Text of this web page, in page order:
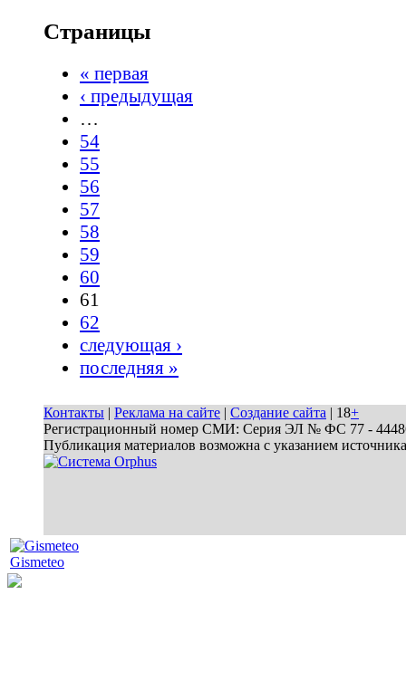
Страницы
« первая
‹ предыдущая
…
54
55
56
57
58
59
60
61
62
следующая ›
последняя »
Контакты | Реклама на сайте | Создание сайта | 18+
Регистрационный номер СМИ: Серия ЭЛ № ФС 77 - 44486
Публикация материалов возможна с указанием
Gismeteo